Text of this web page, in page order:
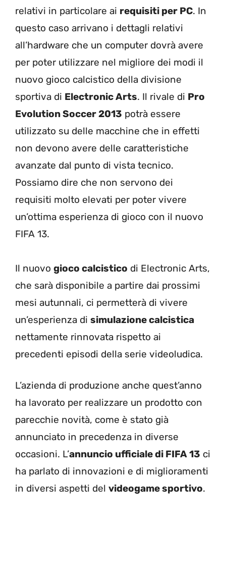
relativi in particolare ai requisiti per PC. In
questo caso arrivano i dettagli relativi
all’hardware che un computer dovrà avere
per poter utilizzare nel migliore dei modi il
nuovo gioco calcistico della divisione
sportiva di Electronic Arts. Il rivale di Pro
Evolution Soccer 2013 potrà essere
utilizzato su delle macchine che in effetti
non devono avere delle caratteristiche
avanzate dal punto di vista tecnico.
Possiamo dire che non servono dei
requisiti molto elevati per poter vivere
un’ottima esperienza di gioco con il nuovo
FIFA 13.
Il nuovo gioco calcistico di Electronic Arts,
che sarà disponibile a partire dai prossimi
mesi autunnali, ci permetterà di vivere
un’esperienza di simulazione calcistica
nettamente rinnovata rispetto ai
precedenti episodi della serie videoludica.
L’azienda di produzione anche quest’anno
ha lavorato per realizzare un prodotto con
parecchie novità, come è stato già
annunciato in precedenza in diverse
occasioni. L’annuncio ufficiale di FIFA 13 ci
ha parlato di innovazioni e di miglioramenti
in diversi aspetti del videogame sportivo.